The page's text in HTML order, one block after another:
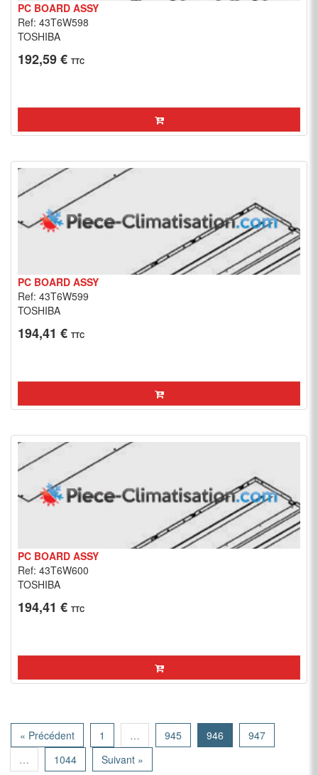
PC BOARD ASSY
Ref: 43T6W598
TOSHIBA
192,59 € TTC
PC BOARD ASSY
Ref: 43T6W599
TOSHIBA
194,41 € TTC
PC BOARD ASSY
Ref: 43T6W600
TOSHIBA
194,41 € TTC
« Précédent 1 … 945 946
947
…
1044 Suivant »